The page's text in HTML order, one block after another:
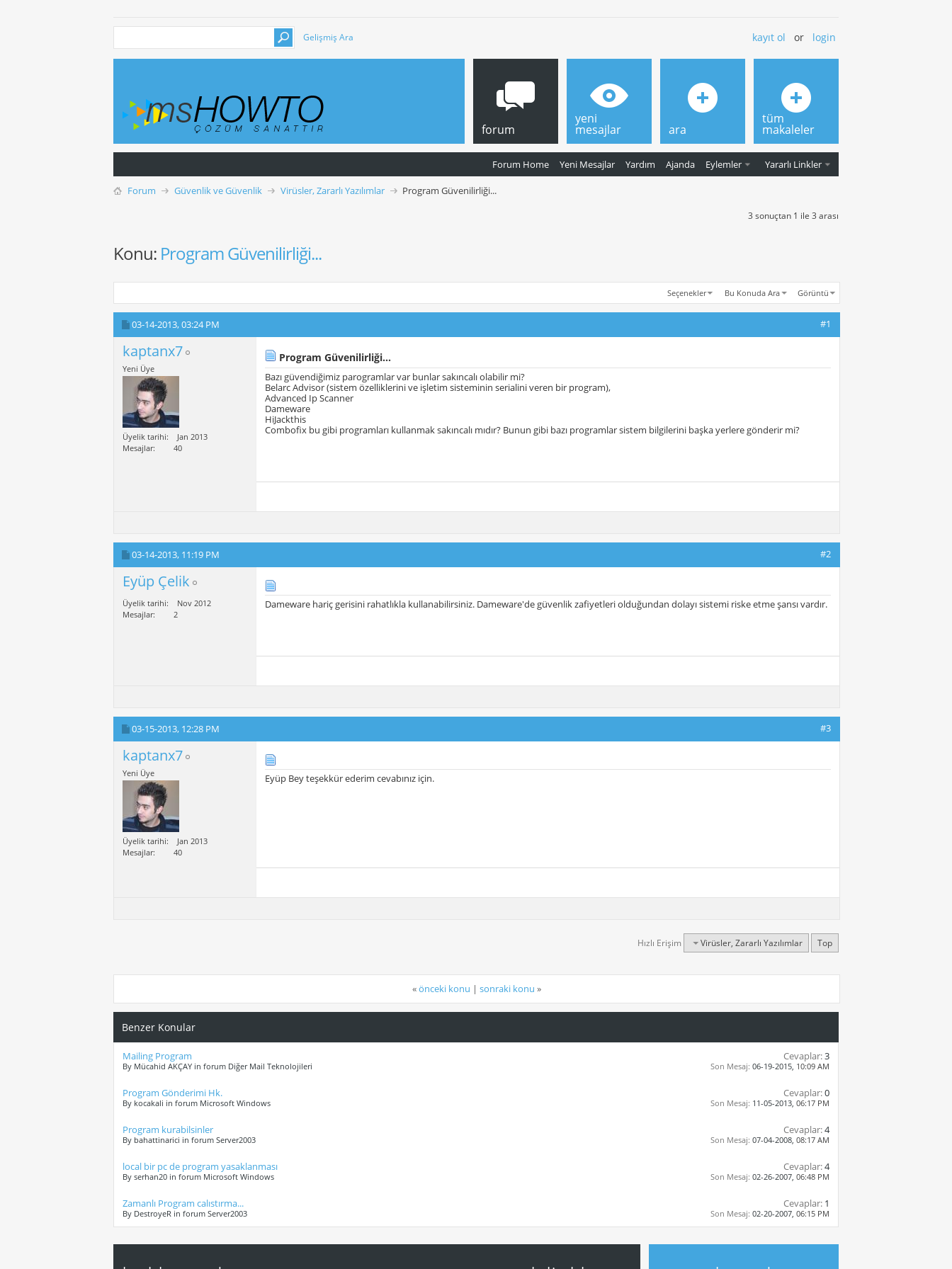
Gelişmiş Ara kayıt ol or login
forum
Forum Home Yeni Mesajlar Yardım Ajanda Eylemler Yararlı Linkler
yeni
mesajlar ara
tüm
makaleler
Forum Güvenlik ve Güvenlik Virüsler, Zararlı Yazılımlar Program Güvenilirliği...
3 sonuçtan 1 ile 3 arası
Konu: Program Güvenilirliği...
Seçenekler Bu Konuda Ara Görüntü
03-14-2013,03:24 PM #1
kaptanx7
Yeni Üye
Üyelik tarihi
Jan 2013
Mesajlar
40
Program Güvenilirliği...
Bazı güvendiğimiz parogramlar var bunlar sakıncalı olabilir mi?
Belarc Advisor (sistem özelliklerini ve işletim sisteminin serialini veren bir program),
Advanced Ip Scanner
Dameware
HiJackthis
Combofix bu gibi programları kullanmak sakıncalı mıdır? Bunun gibi bazı programlar sistem bilgilerini başka yerlere gönderir mi?
03-14-2013, 11:19 PM #2
Eyüp Çelik
Üyelik tarihi
Nov 2012
Mesajlar
2
Dameware hariç gerisini rahatlıkla kullanabilirsiniz. Dameware'de güvenlik zafiyetleri olduğundan dolayı sistemi riske etme şansı vardır.
03-15-2013, 12:28 PM #3
kaptanx7
Yeni Üye
Üyelik tarihi
Jan 2013
Mesajlar
40
Eyüp Bey teşekkür ederim cevabınız için.
Hızlı Erişim Virüsler, Zararlı Yazılımlar Top
«önceki konu | sonraki konu »
Benzer Konular
Mailing Program
By Mücahid AKÇAY in forum Diğer Mail Teknolojileri
Cevaplar:3
Son Mesaj: 06-19-2015, 10:09 AM
Program Gönderimi Hk.
By kocakali in forum Microsoft Windows
Cevaplar:0
Son Mesaj: 11-05-2013, 06:17 PM
Program kurabilsinler
By bahattinarici in forum Server2003
Cevaplar:4
Son Mesaj: 07-04-2008, 08:17 AM
local bir pc de program yasaklanması
By serhan20 in forum Microsoft Windows
Cevaplar:4
Son Mesaj: 02-26-2007, 06:48 PM
Zamanlı Program calıstırma...
By DestroyeR in forum Server2003
Cevaplar: 1
Son Mesaj: 02-20-2007, 06:15 PM